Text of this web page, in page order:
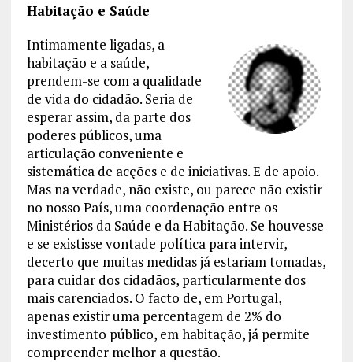
Habitação e Saúde
Intimamente ligadas, a
habitação e a saúde,
prendem-se com a qualidade
de vida do cidadão. Seria de
esperar assim, da parte dos
poderes públicos, uma
articulação conveniente e
sistemática de acções e de iniciativas. E de apoio.
Mas na verdade, não existe, ou parece não existir
no nosso País, uma coordenação entre os
Ministérios da Saúde e da Habitação. Se houvesse
e se existisse vontade política para intervir,
decerto que muitas medidas já estariam tomadas,
para cuidar dos cidadãos, particularmente dos
mais carenciados. O facto de, em Portugal,
apenas existir uma percentagem de 2% do
investimento público, em habitação, já permite
compreender melhor a questão.